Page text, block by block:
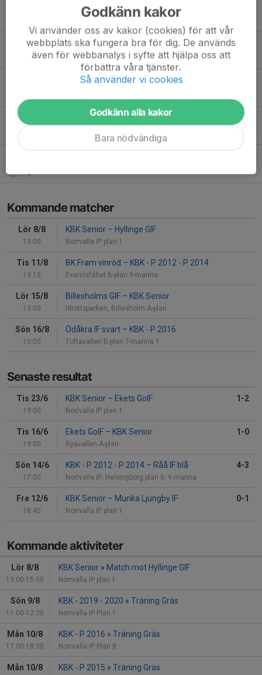
Ny Huvudtränare P2015
18 apr, 15:43
Vårkampanj XXL
13 apr, 09:16
⚽ Vi växer – vill du vara med på resan?
Kommande matcher
Lör 8/8
13:00
KBK Senior – Hyllinge GIF
Norrvalla IP plan 1
Tis 11/8
19:15
BK Fram vinröd – KBK - P 2012 - P 2014
Exercisfältet B-plan 9-manna
Lör 15/8
13:00
Billesholms GIF – KBK Senior
Idrottsparken, Billesholm A-plan
Sön 16/8
10:00
Ödåkra IF svart – KBK - P 2016
Toftavallen B-plan 7-manna 1
Senaste resultat
Tis 23/6
19:00
KBK Senior – Ekets GoIF
Norrvalla IP plan 1
1-2
Tis 16/6
19:00
Ekets GoIF – KBK Senior
Ryavallen A-plan
1-0
Sön 14/6
17:00
KBK - P 2012 - P 2014 – Råå IF blå
Norrvalla IP, Helsingborg plan 6, 9-manna
4-3
Fre 12/6
18:45
KBK Senior – Munka Ljungby IF
Norrvalla IP plan 1
0-1
Kommande aktiviteter
Lör 8/8
13:00-15:00
KBK Senior » Match mot Hyllinge GIF
Norrvalla IP plan 1
Sön 9/8
11:00-12:30
KBK - 2019 - 2020 » Träning Gräs
Norrvalla IP Plan 1
Mån 10/8
17:00-18:30
KBK - P 2016 » Träning Gräs
Norrvalla IP Plan 8
Mån 10/8 KBK - P 2015 » Träning Gräs
Godkänn kakor
Vi använder oss av kakor (cookies) för att vår
webbplats ska fungera bra för dig. De används
även för webbanalys i syfte att hjälpa oss att
förbättra våra tjänster.
Så använder vi cookies
Godkänn alla kakor
Bara nödvändiga